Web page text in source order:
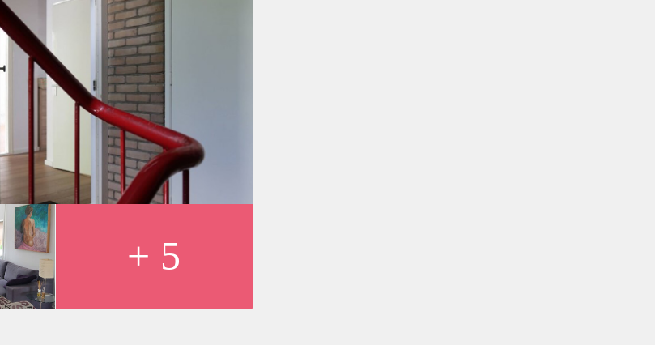
voorzien van alle benodigde
toegang naar het balkon aan de
modern hangtoilet met fontein.
grote linnenkast en toegang tot het balkon
licht en smaakvol ingericht, heeft een royale
tot beide balkons, waarvan het voorste grenst
via het trappenhuis of via de achterzijde van
en makkelijk binnen.
stel,
bespreekbaar,
d.m.v. geiser,
maand,
+ 5